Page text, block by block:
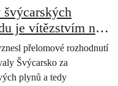
je vítězstvím nás
přelomové rozhodnutí
Švýcarsko za
plynů a tedy